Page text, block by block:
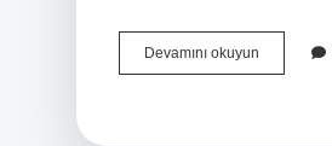
Devamını okuyun
Nereden